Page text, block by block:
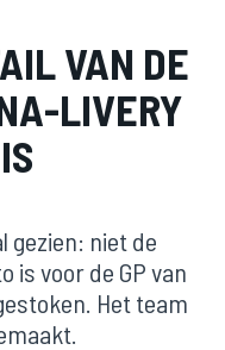
VAN DE
LIVERY
gezien: niet de
is voor de GP van
Het team